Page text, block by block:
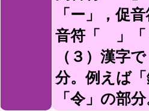
「ー」，促
音符「ゝ」「
（３）漢字
分。例えば
「令」の部分